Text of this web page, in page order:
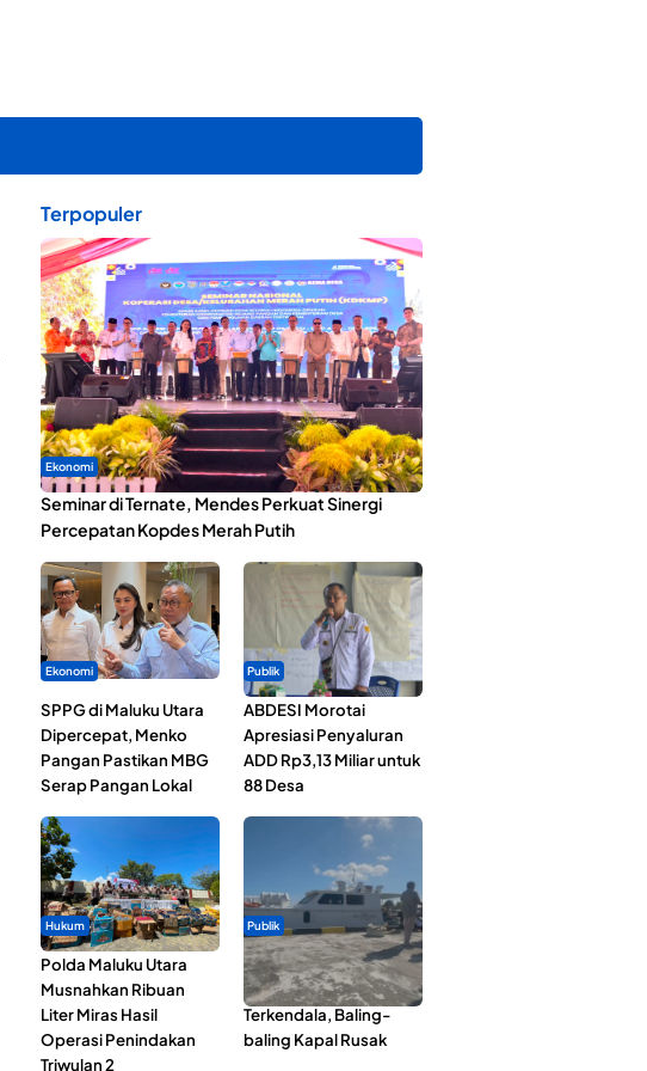
Terpopuler
Ekonomi
Seminar di Ternate, Mendes Perkuat Sinergi
Percepatan Kopdes Merah Putih
Ekonomi
SPPG di Maluku Utara
Dipercepat, Menko
Pangan Pastikan MBG
Serap Pangan Lokal
Publik
ABDESI Morotai
Apresiasi Penyaluran
ADD Rp3,13 Miliar untuk
88 Desa
Hukum
Polda Maluku Utara
Musnahkan Ribuan
Liter Miras Hasil
Operasi Penindakan
Triwulan 2
Publik
Pelayaran Perdana KM
Dodola Express
Terkendala, Baling-
baling Kapal Rusak